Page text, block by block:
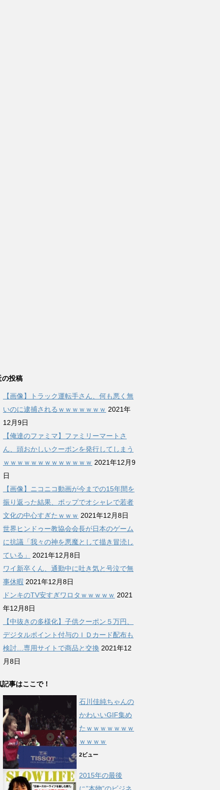
の投稿
【画像】トラック運転手さん、何も悪く無
いのに逮捕されるｗｗｗｗｗｗｗ 2021年
12月9日
【俺達のファミマ】ファミリーマートさ
ん、頭おかしいクーポンを発行してしまう
ｗｗｗｗｗｗｗｗｗｗｗｗｗ 2021年12月9
日
【画像】ニコニコ動画が今までの15年間を
振り返った結果、ポップでオシャレで若者
文化の中心すぎたｗｗｗ 2021年12月8日
世界ヒンドゥー教協会会長が日本のゲーム
に抗議「我々の神を悪魔として描き冒涜し
ている」
2021年12月8日
ワイ新卒くん、通勤中に吐き気と号泣で無
事休暇 2021年12月8日
ドンキのTV安すぎワロタｗｗｗｗｗ 2021
年12月8日
【中抜きの多様化】子供クーポン５万円、
デジタルポイント付与のＩＤカード配布も
検討…専用サイトで商品と交換 2021年12
月8日
記事はここで！
石川佳純ちゃんの
かわいいGIF集め
たｗｗｗｗｗｗｗ
ｗｗｗｗ
2ビュー
2015年の最後